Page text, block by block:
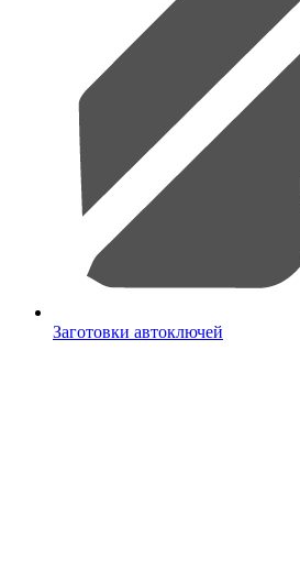
Заготовки автоключей